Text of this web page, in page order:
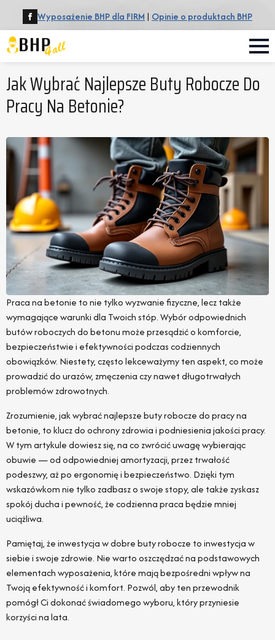
Wyposażenie BHP dla FIRM | Opinie o produktach BHP
Jak Wybrać Najlepsze Buty Robocze Do
Pracy Na Betonie?
Praca na betonie to nie tylko wyzwanie fizyczne, lecz także
wymagające warunki dla Twoich stóp. Wybór odpowiednich
butów roboczych do betonu może przesądzić o komforcie,
bezpieczeństwie i efektywności podczas codziennych
obowiązków. Niestety, często lekceważymy ten aspekt, co może
prowadzić do urazów, zmęczenia czy nawet długotrwałych
problemów zdrowotnych.
Zrozumienie, jak wybrać najlepsze buty robocze do pracy na
betonie, to klucz do ochrony zdrowia i podniesienia jakości pracy.
W tym artykule dowiesz się, na co zwrócić uwagę wybierając
obuwie — od odpowiedniej amortyzacji, przez trwałość
podeszwy, aż po ergonomię i bezpieczeństwo. Dzięki tym
wskazówkom nie tylko zadbasz o swoje stopy, ale także zyskasz
spokój ducha i pewność, że codzienna praca będzie mniej
uciążliwa.
Pamiętaj, że inwestycja w dobre buty robocze to inwestycja w
siebie i swoje zdrowie. Nie warto oszczędzać na podstawowych
elementach wyposażenia, które mają bezpośredni wpływ na
Twoją efektywność i komfort. Pozwól, aby ten przewodnik
pomógł Ci dokonać świadomego wyboru, który przyniesie
korzyści na lata.